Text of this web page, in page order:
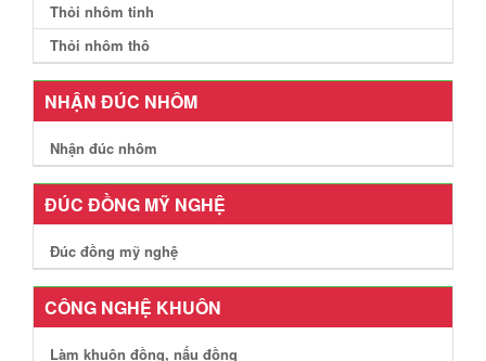
Thỏi nhôm tinh
Thỏi nhôm thô
NHẬN ĐÚC NHÔM
Nhận đúc nhôm
ĐÚC ĐỒNG MỸ NGHỆ
Đúc đồng mỹ nghệ
CÔNG NGHỆ KHUÔN
Làm khuôn đồng, nấu đồng